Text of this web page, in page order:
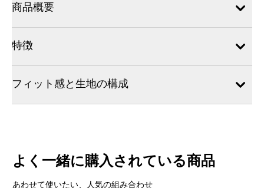
商品概要
特徴
フィット感と生地の構成
よく一緒に購入されている商品
あわせて使いたい、人気の組み合わせ